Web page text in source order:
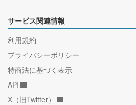
サービス関連情報
利用規約
プライバシーポリシー
特商法に基づく表示
API
X（旧Twitter）